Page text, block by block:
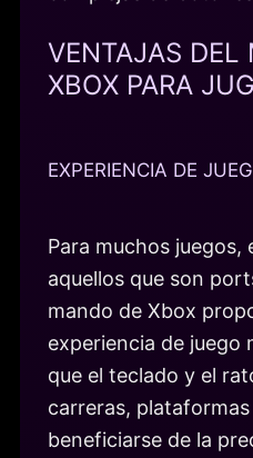
VENTAJAS DEL
XBOX PARA
EXPERIENCIA DE
Para muchos juegos,
aquellos que son
mando de Xbox
experiencia de juego
que el teclado y el
carreras,
beneficiarse de la